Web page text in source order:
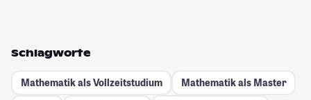
Schlagworte
Mathematik als Vollzeitstudium
Mathematik als Master